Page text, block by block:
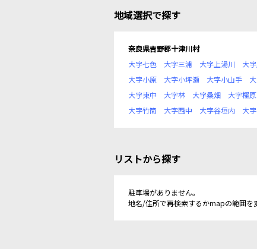
地域選択で探す
奈良県吉野郡十津川村
大字七色
大字三浦 大字上湯川 大
大字小原
大字小坪瀬 大字小山手
大字東中
大字林 大字桑畑 大字樫原
大字竹筒
大字西中 大字谷垣内 大
リストから探す
駐車場がありません。
地名/住所で再検索するかmapの範囲を